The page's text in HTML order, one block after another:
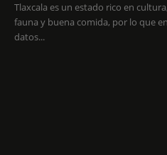
Tlaxcala es un estado rico en
fauna y buena comida, por lo que
datos...